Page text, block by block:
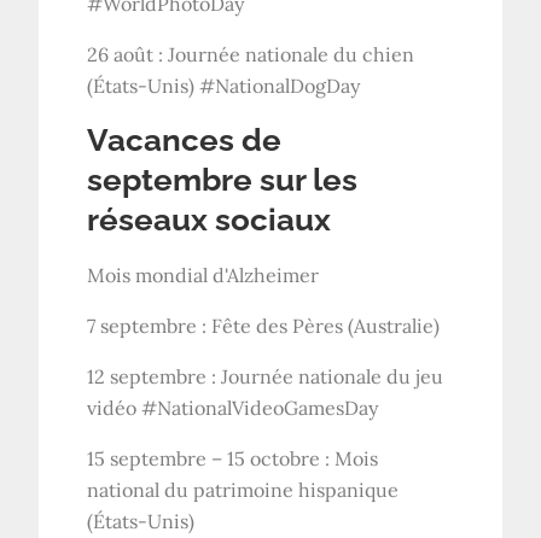
26 août : Journée nationale du chien
(États-Unis) #NationalDogDay
Vacances de
septembre sur les
réseaux sociaux
Mois mondial d'Alzheimer
7 septembre : Fête des Pères (Australie)
12 septembre : Journée nationale du jeu
vidéo #NationalVideoGamesDay
15 septembre – 15 octobre : Mois
national du patrimoine hispanique
(États-Unis)